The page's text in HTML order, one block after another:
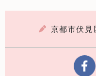
京都市伏見